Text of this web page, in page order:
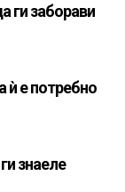
ги заборави
ѝ е потребно
знаеле